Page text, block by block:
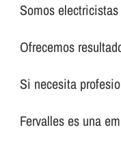
Somos
Ofrecemos
Si necesita
Fervalles es una